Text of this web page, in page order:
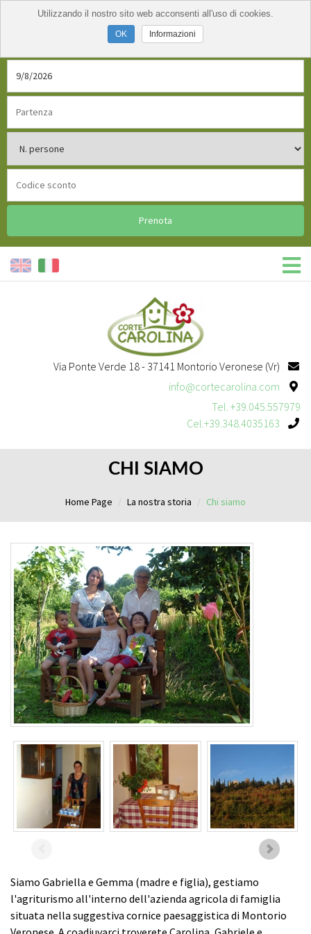
Prenota
Via Ponte Verde 18 - 37141 Montorio Veronese (Vr)
info@cortecarolina.com
Tel. +39.045.557979
Cel.+39.348.4035163
CHI SIAMO
Home Page La nostra storia Chi siamo
Siamo Gabriella e Gemma (madre e figlia), gestiamo
l'agriturismo all'interno dell'azienda agricola di famiglia
situata nella suggestiva cornice paesaggistica di Montorio
Utilizzando il nostro sito web acconsenti all'uso di cookies.
Informazioni